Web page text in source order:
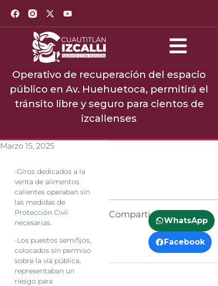
Operativo de recuperación del espacio
público en Av. Huehuetoca, permitirá el
tránsito libre y seguro para cientos de
izcallenses
Marzo 15, 2025
-Giros dedicados a la
venta de alimentos
calientes operaban sin
las medidas de
Protección Civil
necesarias.
-Los puestos semifijos,
colocados sin permiso
sobre la vía pública,
representaban un
riesgo para
Compartir:
WhatsApp
Facebook